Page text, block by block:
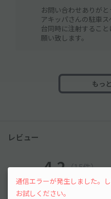
お問い合わせありがと
アキッパさんの駐車
台同時に注射するこ
願い致します。
もっ
レビュー
4.2（15件）
満足度
通信エラーが発生しました。
お試しください。